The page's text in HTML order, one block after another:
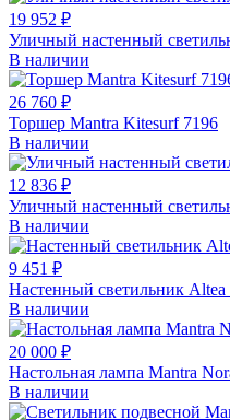
19 952 ₽
Уличный настенный
В наличии
26 760 ₽
Торшер Mantra Kitesurf 7196
В наличии
12 836 ₽
Уличный настенный
В наличии
9 451 ₽
Настенный светильник Altea
В наличии
20 000 ₽
Настольная лампа Mantra
В наличии